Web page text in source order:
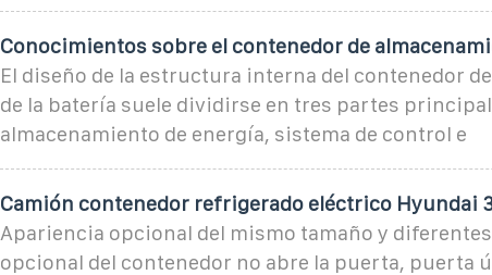
Conocimientos sobre el contenedor de
El diseño de la estructura interna del contenedor
de la batería suele dividirse en tres partes
almacenamiento de energía, sistema de control e
Camión contenedor refrigerado eléctrico Hyundai
Apariencia opcional del mismo tamaño y
opcional del contenedor no abre la puerta, puerta